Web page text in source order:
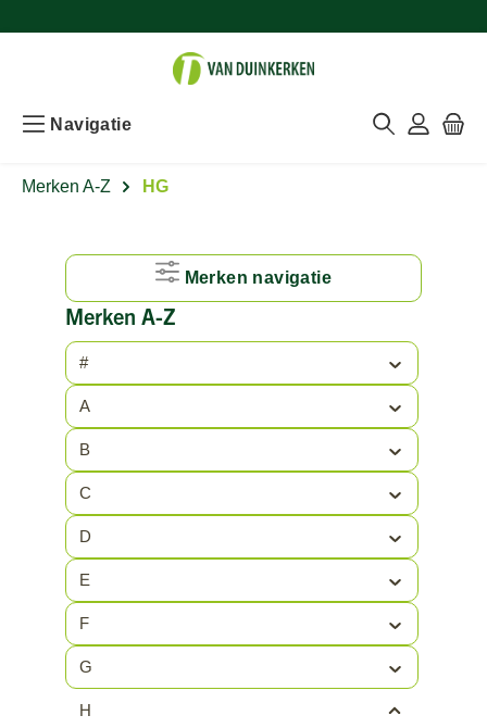
Navigatie
Merken A-Z HG
Merken navigatie
Merken A-Z
#
A
B
C
D
E
F
G
H